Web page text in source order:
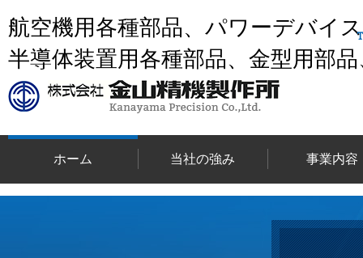
航空機用各種部品、パワーデバイ
半導体装置用各種部品、金型用部
ホーム 当社の強み 事業内容